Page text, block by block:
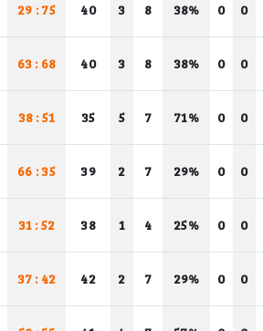
29 : 75 40 3 8 38% 0 0
63 : 68 40 3 8 38% 0 0
38 : 51 35 5 7 71% 0 0
66 : 35 39 2 7 29% 0 0
31 : 52 38 1 4 25% 0 0
37 : 42 42 2 7 29% 0 0